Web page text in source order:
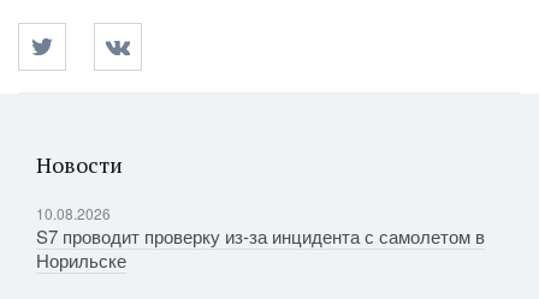
Новости
10.08.2026
S7 проводит проверку из-за инцидента с самолетом в
Норильске